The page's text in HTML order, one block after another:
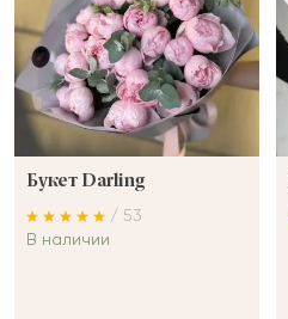
Букет Darling
/ 53
В наличии